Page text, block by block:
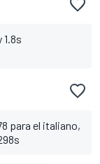
1.8s
para el italiano,